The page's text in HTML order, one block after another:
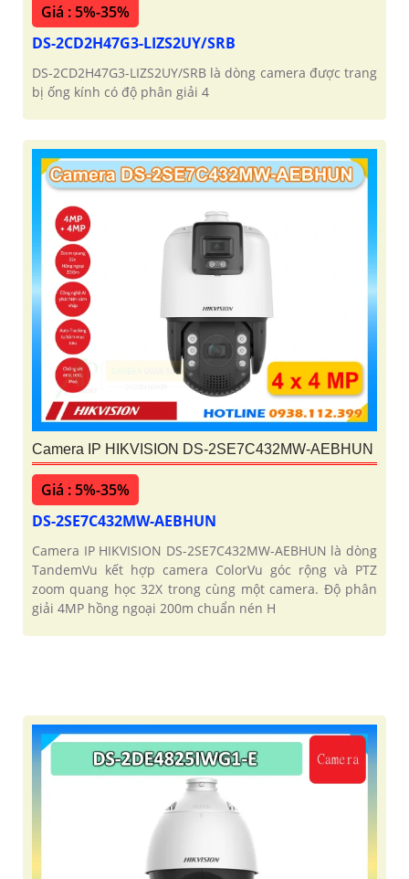
Giá : 5%-35%
DS-2CD2H47G3-LIZS2UY/SRB
DS-2CD2H47G3-LIZS2UY/SRB là dòng camera được trang
bị ống kính có độ phân giải 4
Camera IP HIKVISION DS-2SE7C432MW-AEBHUN
Giá : 5%-35%
DS-2SE7C432MW-AEBHUN
Camera IP HIKVISION DS-2SE7C432MW-AEBHUN là dòng
TandemVu kết hợp camera ColorVu góc rộng và PTZ
zoom quang học 32X trong cùng một camera. Độ phân
giải 4MP hồng ngoại 200m chuẩn nén H